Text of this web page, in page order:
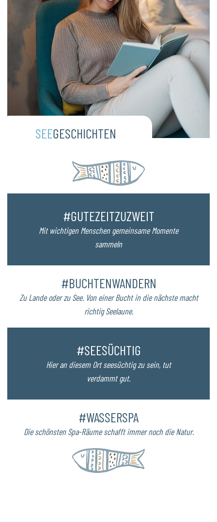
SEEGESCHICHTEN
#GUTEZEITZUZWEIT
Mit wichtigen Menschen gemeinsame Momente
sammeln
#BUCHTENWANDERN
Zu Lande oder zu See. Von einer Bucht in die nächste macht
richtig Seelaune.
#SEESÜCHTIG
Hier an diesem Ort seesüchtig zu sein, tut
verdammt gut.
#WASSERSPA
Die schönsten Spa-Räume schafft immer noch die Natur.